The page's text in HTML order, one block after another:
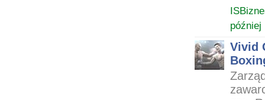
później
Vivid